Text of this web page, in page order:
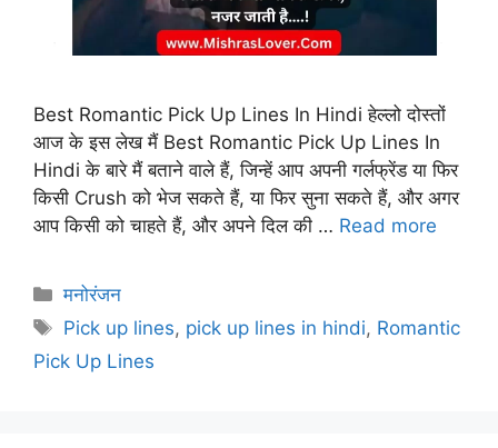
Best Romantic Pick Up Lines In Hindi हेल्लो दोस्तों
आज के इस लेख मैं Best Romantic Pick Up Lines In
Hindi के बारे मैं बताने वाले हैं, जिन्हें आप अपनी गर्लफ्रेंड या फिर
किसी Crush को भेज सकते हैं, या फिर सुना सकते हैं, और अगर
आप किसी को चाहते हैं, और अपने दिल की … Read more
Categories
मनोरंजन
Tags
Pick up lines, pick up lines in hindi, Romantic
Pick Up Lines